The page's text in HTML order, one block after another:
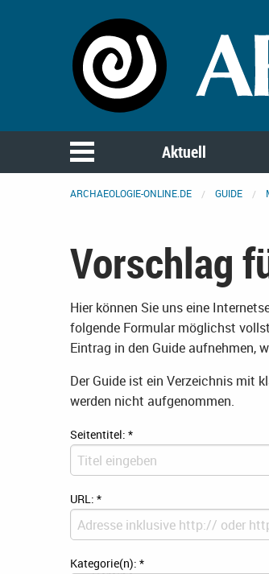
Aktuell
ARCHAEOLOGIE-ONLINE.DE GUIDE
Vorschlag
Hier können Sie uns eine
folgende Formular möglichst
Eintrag in den Guide aufnehmen,
Der Guide ist ein Verzeichnis mit
werden nicht aufgenommen.
Seitentitel: *
URL: *
Kategorie(n): *